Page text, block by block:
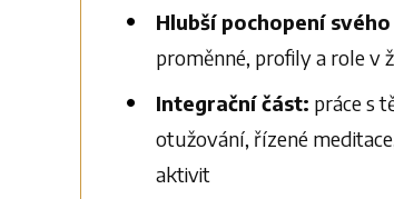
Hlubší pochopení
proměnné, profily a role v
Integrační část: práce s
otužování, řízené
aktivit